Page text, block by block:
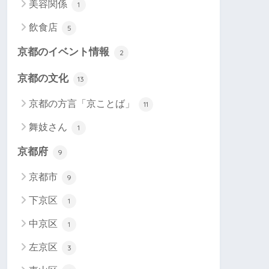
美容関係 1
飲食店 5
京都のイベント情報 2
京都の文化 13
京都の方言「京ことば」 11
舞妓さん 1
京都府 9
京都市 9
下京区 1
中京区 1
左京区 3